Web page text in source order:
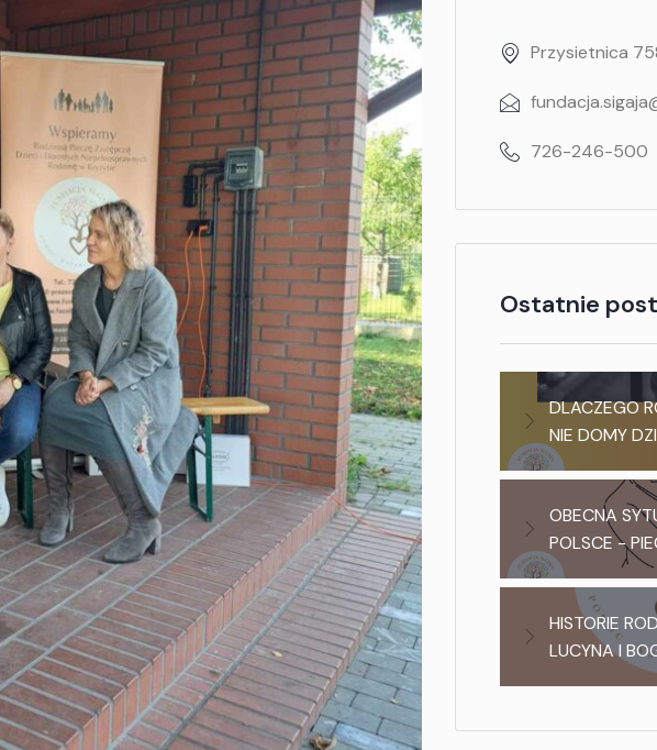
Przysietnica
726-246-500
Ostatnie
DLACZEGO
NIE DOMY
OBECNA
POLSCE -
HISTORIE
LUCYNA I